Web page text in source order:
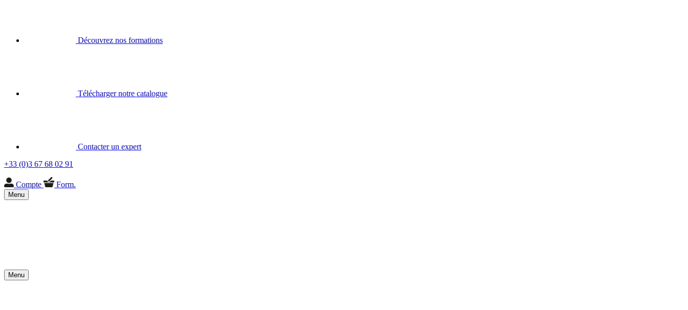
Découvrez nos formations
Télécharger notre catalogue
Contacter un expert
+33 (0)3 67 68 02 91
Compte Form.
Menu
Menu